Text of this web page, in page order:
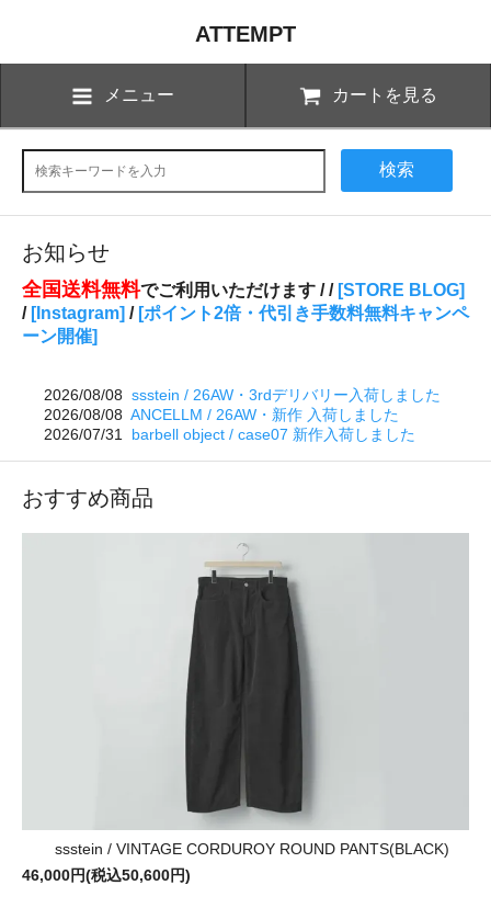
ATTEMPT
メニュー カートを見る
検索
お知らせ
全国送料無料でご利用いただけます // [STORE BLOG]
/ [Instagram] / [ポイント2倍・代引き手数料無料キャンペ
ーン開催]
2026/08/08 ssstein / 26AW・3rdデリバリー入荷しました
2026/08/08 ANCELLM / 26AW・新作 入荷しました
2026/07/31 barbell object / case07 新作入荷しました
おすすめ商品
ssstein / VINTAGE CORDUROY ROUND PANTS(BLACK)
46,000円(税込50,600円)